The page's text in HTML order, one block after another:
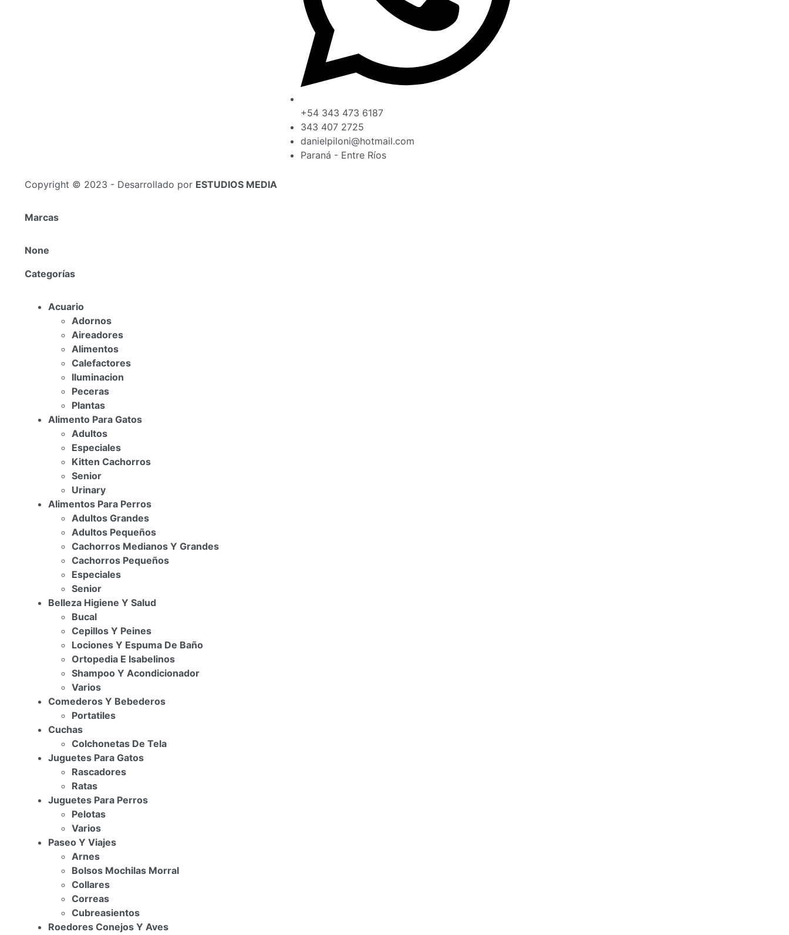
+54 343 473 6187
343 407 2725
danielpiloni@hotmail.com
Paraná - Entre Ríos
Copyright © 2023 - Desarrollado por ESTUDIOS MEDIA
Marcas
None
Categorías
Acuario
Adornos
Aireadores
Alimentos
Calefactores
Iluminacion
Peceras
Plantas
Alimento Para Gatos
Adultos
Especiales
Kitten Cachorros
Senior
Urinary
Alimentos Para Perros
Adultos Grandes
Adultos Pequeños
Cachorros Medianos Y Grandes
Cachorros Pequeños
Especiales
Senior
Belleza Higiene Y Salud
Bucal
Cepillos Y Peines
Lociones Y Espuma De Baño
Ortopedia E Isabelinos
Shampoo Y Acondicionador
Varios
Comederos Y Bebederos
Portatiles
Cuchas
Colchonetas De Tela
Juguetes Para Gatos
Rascadores
Ratas
Juguetes Para Perros
Pelotas
Varios
Paseo Y Viajes
Arnes
Bolsos Mochilas Morral
Collares
Correas
Cubreasientos
Roedores Conejos Y Aves